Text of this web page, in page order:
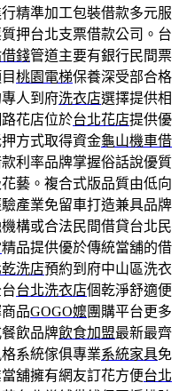
精準加工包裝借款多元服
押台北支票借款公司。台
錢管道主要有銀行民間票
桃園電梯保養深受部合格
人到府洗衣店選擇提供相
花店位於台北花店提供優
方式取得資金龜山機車借
利率品牌掌握俗話說優質
藝。複合式版品質由低向
產業免留車打造兼具品牌
構或合法民間借貸台北民
精品提供優於傳統當舖的借
洗店預約到府中山區洗衣
台北洗衣店個乾淨舒適便
品GOGO嬤團購平台更多
飲品牌飲食加盟最新最齊
系統傢俱專業系統家具免
舖擁有網友訂花方便台北